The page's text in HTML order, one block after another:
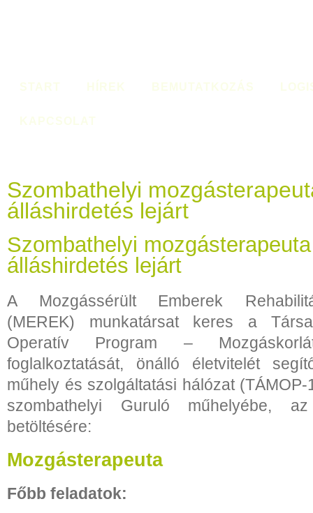
START HÍREK BEMUTATKOZÁS
KAPCSOLAT
Szombathelyi
álláshirdetés lejárt
Szombathelyi
álláshirdetés lejárt
A Mozgássérült Emberek
(MEREK) munkatársat keres a
Operatív Program –
foglalkoztatását, önálló életvitelét
műhely és szolgáltatási hálózat
szombathelyi Guruló műhelyébe,
betöltésére:
Mozgásterapeuta
Főbb feladatok: